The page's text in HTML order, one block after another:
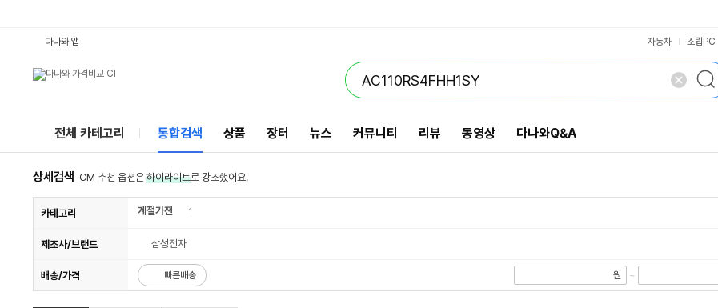
다나와 앱 자동차 조립PC
전체 카테고리 통합검색 상품 장터 뉴스 커뮤니티 리뷰 동영상 다나와Q&A
상세검색 CM 추천 옵션은 하이라이트로 강조했어요.
카테고리 계절가전 1
제조사/브랜드 삼성전자
배송/가격 빠른배송 원 ~